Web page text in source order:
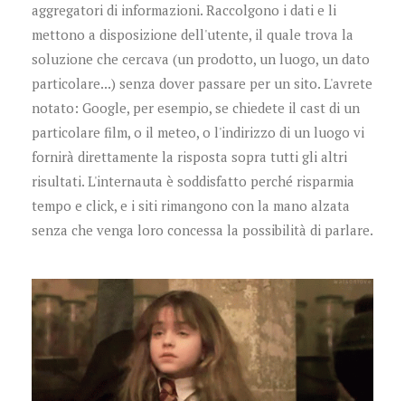
aggregatori di informazioni. Raccolgono i dati e li
mettono a disposizione dell'utente, il quale trova la
soluzione che cercava (un prodotto, un luogo, un dato
particolare...) senza dover passare per un sito. L'avrete
notato: Google, per esempio, se chiedete il cast di un
particolare film, o il meteo, o l'indirizzo di un luogo vi
fornirà direttamente la risposta sopra tutti gli altri
risultati. L'internauta è soddisfatto perché risparmia
tempo e click, e i siti rimangono con la mano alzata
senza che venga loro concessa la possibilità di parlare.